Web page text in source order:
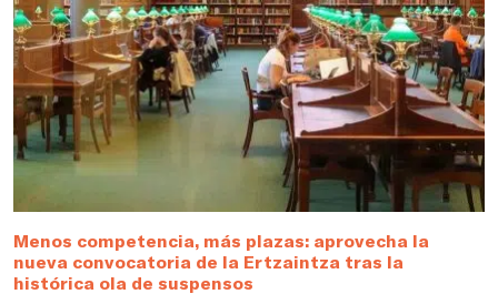
Menos competencia, más plazas: aprovecha la
nueva convocatoria de la Ertzaintza tras la
histórica ola de suspensos